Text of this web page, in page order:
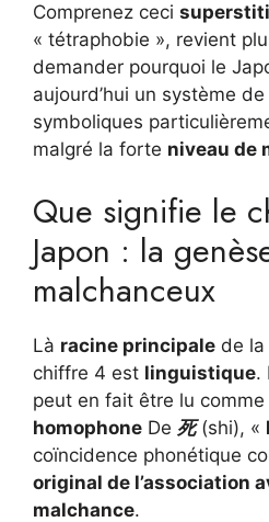
Comprenez ceci
« tétraphobie », revient
demander pourquoi le
aujourd’hui un système
symboliques
malgré la forte niveau de
Que signifie le
Japon : la
malchanceux
Là racine principale de la
chiffre 4 est linguistique.
peut en fait être lu comme
homophone De 死(shi), «
coïncidence phonétique
original de l’association
malchance.